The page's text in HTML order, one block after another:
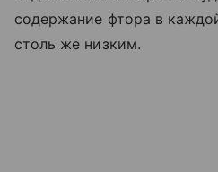
содержание фтора в
столь же низким.